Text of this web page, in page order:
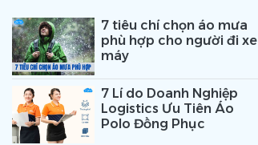
7 tiêu chí chọn áo mưa
phù hợp cho người đi xe
máy
7 Lí do Doanh Nghiệp
Logistics Ưu Tiên Áo
Polo Đồng Phục